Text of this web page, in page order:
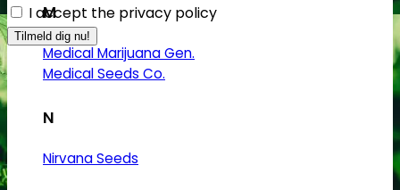
M
Medical Marijuana Gen.
Medical Seeds Co.
N
Nirvana Seeds
I accept the privacy policy